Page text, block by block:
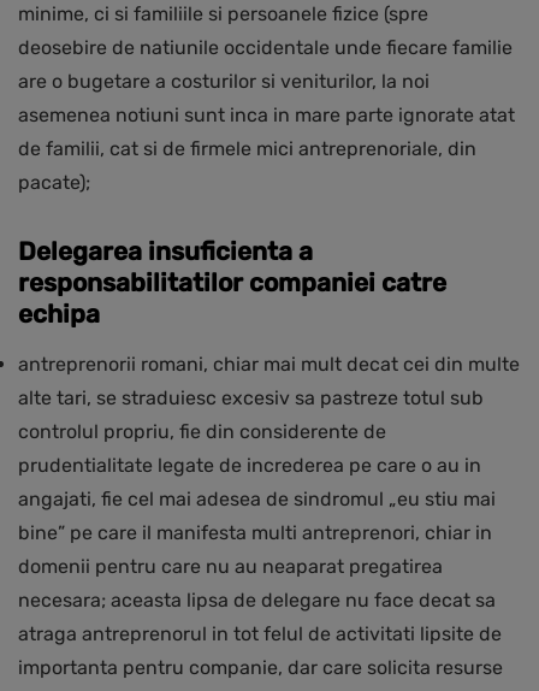
minime, ci si familiile si persoanele fizice (spre
deosebire de natiunile occidentale unde fiecare familie
are o bugetare a costurilor si veniturilor, la noi
asemenea notiuni sunt inca in mare parte ignorate atat
de familii, cat si de firmele mici antreprenoriale, din
pacate);
Delegarea insuficienta a
responsabilitatilor companiei catre
echipa
antreprenorii romani, chiar mai mult decat cei din multe
alte tari, se straduiesc excesiv sa pastreze totul sub
controlul propriu, fie din considerente de
prudentialitate legate de increderea pe care o au in
angajati, fie cel mai adesea de sindromul „eu stiu mai
bine” pe care il manifesta multi antreprenori, chiar in
domenii pentru care nu au neaparat pregatirea
necesara; aceasta lipsa de delegare nu face decat sa
atraga antreprenorul in tot felul de activitati lipsite de
importanta pentru companie, dar care solicita resurse